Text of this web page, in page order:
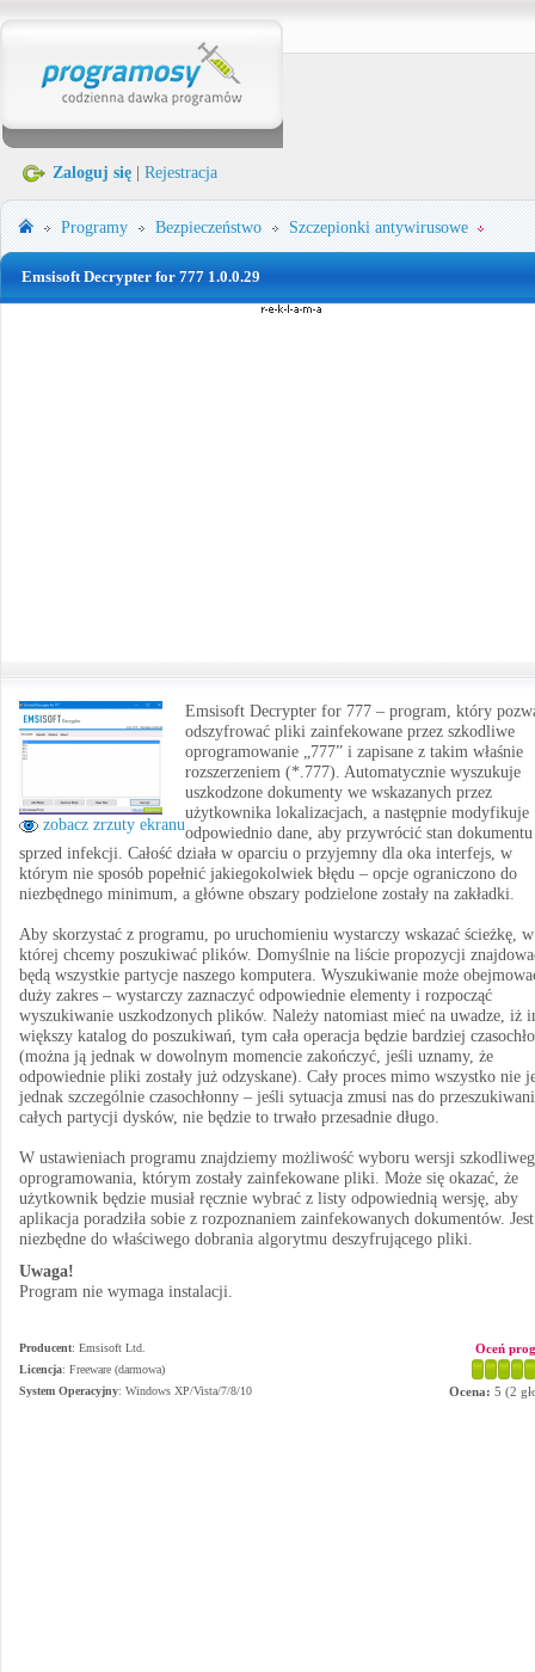
Zaloguj się Rejestracja
Programy Bezpieczeństwo Szczepionki antywirusowe
Emsisoft Decrypter for 777 1.0.0.29
zobacz zrzuty ekranu
Emsisoft Decrypter for 777 – program, który
odszyfrować pliki zainfekowane przez szkodliwe
oprogramowanie „777” i zapisane z takim właśnie
rozszerzeniem (*.777). Automatycznie wyszukuje
uszkodzone dokumenty we wskazanych przez
użytkownika lokalizacjach, a następnie modyfikuje
odpowiednio dane, aby przywrócić stan dokumentu
sprzed infekcji. Całość działa w oparciu o przyjemny dla oka interfejs, w
którym nie sposób popełnić jakiegokolwiek błędu – opcje ograniczono do
niezbędnego minimum, a główne obszary podzielone zostały na zakładki.
Aby skorzystać z programu, po uruchomieniu wystarczy wskazać ścieżkę, w
której chcemy poszukiwać plików. Domyślnie na liście propozycji
będą wszystkie partycje naszego komputera. Wyszukiwanie może
duży zakres – wystarczy zaznaczyć odpowiednie elementy i rozpocząć
wyszukiwanie uszkodzonych plików. Należy natomiast mieć na uwadze, iż
większy katalog do poszukiwań, tym cała operacja będzie bardziej
(można ją jednak w dowolnym momencie zakończyć, jeśli uznamy, że
odpowiednie pliki zostały już odzyskane). Cały proces mimo wszystko nie
jednak szczególnie czasochłonny – jeśli sytuacja zmusi nas do
całych partycji dysków, nie będzie to trwało przesadnie długo.
W ustawieniach programu znajdziemy możliwość wyboru wersji
oprogramowania, którym zostały zainfekowane pliki. Może się okazać, że
użytkownik będzie musiał ręcznie wybrać z listy odpowiednią wersję, aby
aplikacja poradziła sobie z rozpoznaniem zainfekowanych dokumentów.
niezbędne do właściwego dobrania algorytmu deszyfrującego pliki.
Uwaga!
Program nie wymaga instalacji.
Producent: Emsisoft Ltd.
Licencja: Freeware (darmowa)
System Operacyjny: Windows XP/Vista/7/8/10
Oceń
Ocena: 5 (2